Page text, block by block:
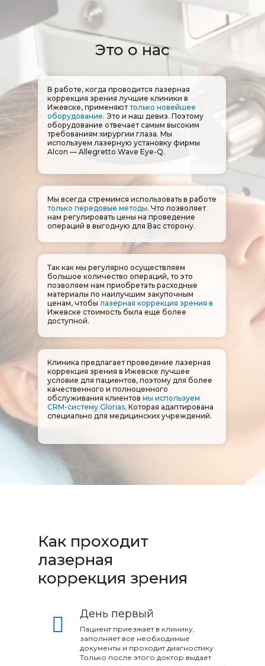
Это о нас
В работе, когда проводится лазерная
коррекция зрения лучшие клиники в
Ижевске, применяюттолько новейшее
оборудование. Это и наш девиз. Поэтому
оборудование отвечает самым высоким
требованиям хирургии глаза. Мы
используем лазерную установку фирмы
Alcon — Allegretto Wave Eye-Q.
Мы всегда стремимся использовать в работе
только передовые методы. Что позволяет
нам регулировать цены на проведение
операций в выгодную для Вас сторону.
Так как мы регулярно осуществляем
большое количество операций, то это
позволяем нам приобретать расходные
материалы по наилучшим закупочным
ценам, чтобы лазерная коррекция зрения в
Ижевске​​​​​​​ стоимость была еще более
доступной.
Клиника предлагает проведение лазерная
коррекция зрения в Ижевске лучшее
условие для пациентов, поэтому для более
качественного и полноценного
обслуживания клиентов мы используем
CRM-систему Glorias. Которая адаптирована
специально для медицинских учреждений.
Как проходит
лазерная
коррекция зрения
День первый
Пациент приезжает в клинику,
заполняет все необходимые
документы и проходит диагностику.
Только после этого доктор выдает